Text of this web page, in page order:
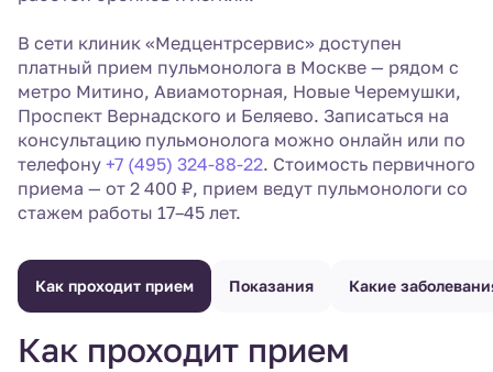
В сети клиник «Медцентрсервис» доступен
платный прием пульмонолога в Москве — рядом с
метро Митино, Авиамоторная, Новые Черемушки,
Проспект Вернадского и Беляево. Записаться на
консультацию пульмонолога можно онлайн или по
телефону +7 (495) 324-88-22. Стоимость первичного
приема — от 2 400 ₽, прием ведут пульмонологи со
стажем работы 17–45 лет.
Как проходит прием Показания Какие
Как проходит прием